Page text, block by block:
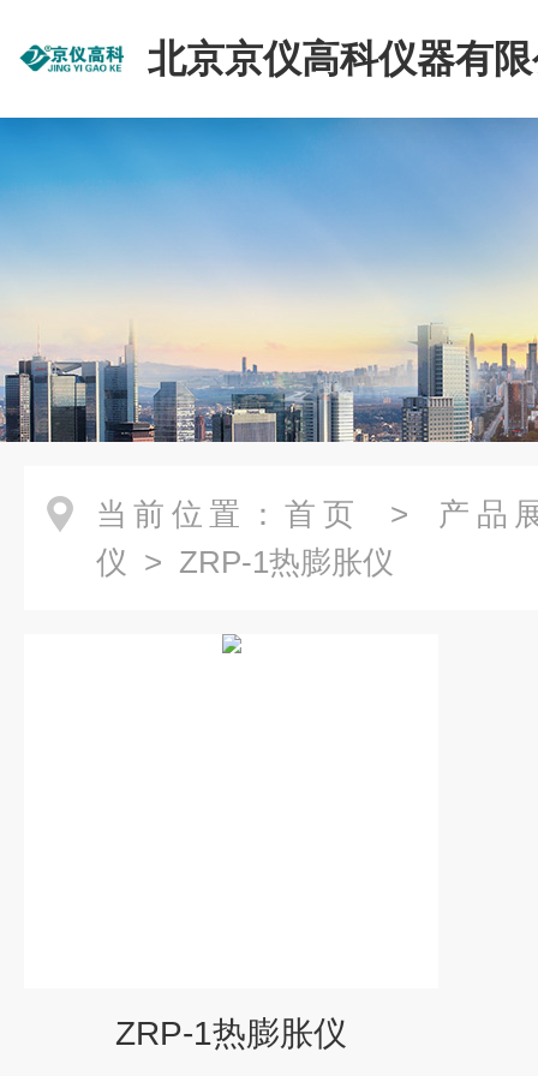
北京京仪高科仪器有
当前位置： 首页 > 产品
仪 > ZRP-1热膨胀仪
ZRP-1热膨胀仪